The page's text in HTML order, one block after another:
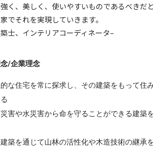
く、美しく、使いやすいものであるべきだ
でそれを実現していきます。
士、インテリアコーディネータ–
/企業理念
的な住宅を常に探求し、その建築をもって住
災害や水災害から命を守ることができる建築
建築を通じて山林の活性化や木造技術の継承